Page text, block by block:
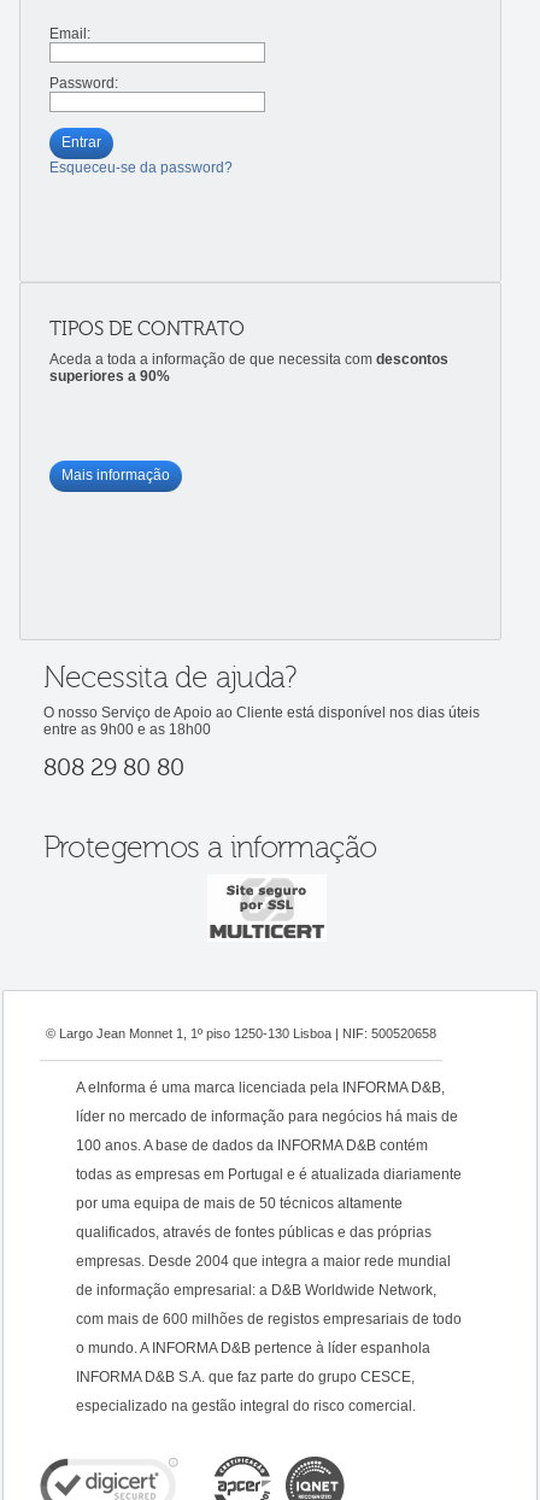
Email:
Password:
Entrar
Esqueceu-se da password?
TIPOS DE CONTRATO
Aceda a toda a informação de que necessita com descontos
superiores a 90%
Mais informação
Necessita de ajuda?
O nosso Serviço de Apoio ao Cliente está disponível nos dias úteis
entre as 9h00 e as 18h00
808 29 80 80
Protegemos a informação
© Largo Jean Monnet 1, 1º piso 1250-130 Lisboa | NIF: 500520658
A eInforma é uma marca licenciada pela INFORMA D&B,
líder no mercado de informação para negócios há mais de
100 anos. A base de dados da INFORMA D&B contém
todas as empresas em Portugal e é atualizada diariamente
por uma equipa de mais de 50 técnicos altamente
qualificados, através de fontes públicas e das próprias
empresas. Desde 2004 que integra a maior rede mundial
de informação empresarial: a D&B Worldwide Network,
com mais de 600 milhões de registos empresariais de todo
o mundo. A INFORMA D&B pertence à líder espanhola
INFORMA D&B S.A. que faz parte do grupo CESCE,
especializado na gestão integral do risco comercial.